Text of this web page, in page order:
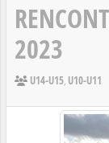
2023
U14-U15 U10-U11